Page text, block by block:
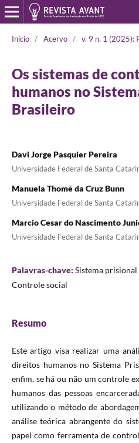
Início / Acervo / v. 9 n. 1 (2025):
Os sistemas de
humanos no
Brasileiro
Davi Jorge Pasquier Pereira
Universidade Federal de Santa
Manuela Thomé da Cruz Bunn
Universidade Federal de Santa
Marcio Cesar do Nascimento
Universidade Federal de Santa
Palavras-chave: Sistema
Controle social
Resumo
Este artigo visa realizar uma
direitos humanos no Sistema
enfim, se há ou não um controle
humanos das pessoas
utilizando o método de
análise teórica abrangente do
papel como ferramenta de